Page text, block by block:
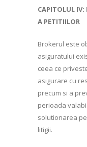
CAPITOLUL IV:
A PETITIILOR
Brokerul este
asiguratului
ceea ce
asigurare cu
precum si a
perioada
solutionarea
litigii.